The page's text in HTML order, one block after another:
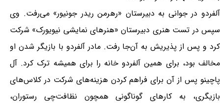
آلفردو در جوانی به دبیرستان «رهرمن ریدر جونیور» می‌رفت. وی
سپس در تست هنری دبیرستان «هنرهای نمایشی نیویورک» شرکت
کرد و پس از پذیریش به آن‌جا رفت. مادر آلفردو با بازیگر شدن او
مخالف بود، برای همین آلفردو خانه را برای همیشه ترک کرد. آل
پاچینو پس از آن برای فراهم کردن هزینه‌های شرکت در کلاس‌های
بازیگری، به کارهای گوناگونی همچون نظافت‌چی رستوران،